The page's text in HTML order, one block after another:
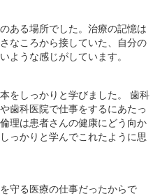
ある場所でした。治療の記憶は
なころから接していた、自分の
ような感じがしています。
をしっかりと学びました。 歯科
歯科医院で仕事をするにあたっ
理は患者さんの健康にどう向か
っかりと学んでこれたように思
守る医療の仕事だったからで